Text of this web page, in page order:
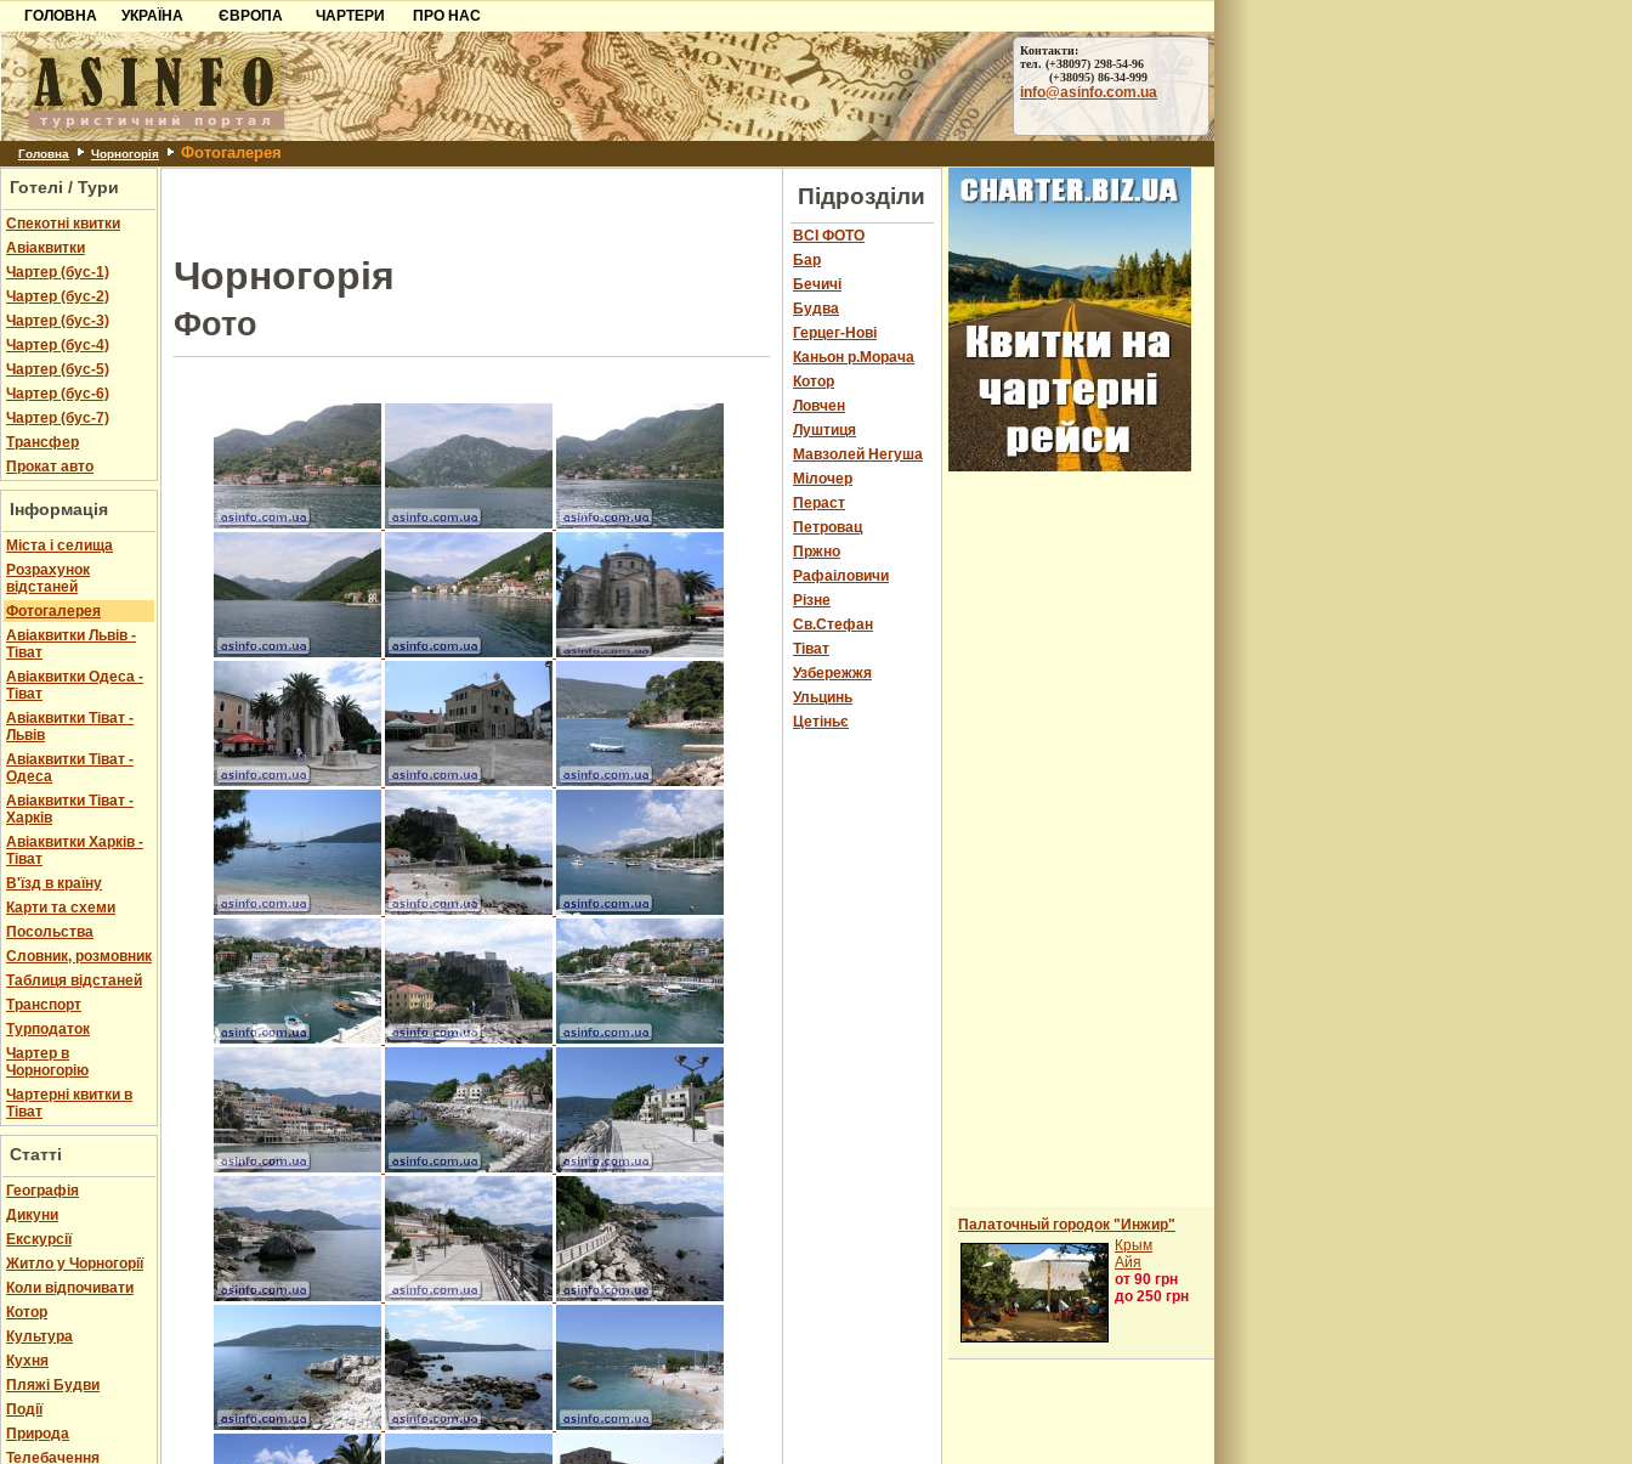
ГОЛОВНА
УКРАЇНА
Карпати
Азов
Причорноморря
Шацьк
ЄВРОПА
Чорногорія
Хорватія
Болгарія
Албанія
ЧАРТЕРИ
ПРО НАС
Контакти
Партнерам
Додати готель
Контакти:
тел. (+38097) 298-54-96
(+38095) 86-34-999
info@asinfo.com.ua
Головна Чорногорія Фотогалерея
Готелі / Тури
Спекотні квитки
Авіаквитки
Чартер (бус-1)
Чартер (бус-2)
Чартер (бус-3)
Чартер (бус-4)
Чартер (бус-5)
Чартер (бус-6)
Чартер (бус-7)
Трансфер
Прокат авто
Інформація
Міста і селища
Розрахунок
відстаней
Фотогалерея
Авіаквитки Львів -
Тіват
Авіаквитки Одеса -
Тіват
Авіаквитки Тіват -
Львів
Авіаквитки Тіват -
Одеса
Авіаквитки Тіват -
Харків
Авіаквитки Харків -
Тіват
В'їзд в країну
Карти та схеми
Посольства
Словник, розмовник
Таблиця відстаней
Транспорт
Турподаток
Чартер в
Чорногорію
Чартерні квитки в
Тіват
Статті
Географія
Дикуни
Екскурсії
Житло у Чорногорії
Коли відпочивати
Котор
Культура
Кухня
Пляжі Будви
Події
Природа
Телебачення
Чорногорія
Фото
Підрозділи
ВСІ ФОТО
Бар
Бечичі
Будва
Герцег-Нові
Каньон р.Морача
Котор
Ловчен
Луштиця
Мавзолей Негуша
Мілочер
Пераст
Петровац
Пржно
Рафаіловичи
Різне
Св.Стефан
Тіват
Узбережжя
Ульцинь
Цетіньє
Палаточный городок "Инжир"
Крым
Айя
от 90 грн
до 250 грн